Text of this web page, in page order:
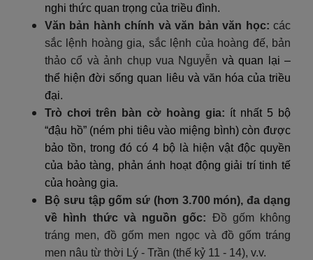
nghi thức quan trọng của triều đình.
Văn bản hành chính và văn bản văn học: các
sắc lệnh hoàng gia, sắc lệnh của hoàng đế, bản
thảo cổ và ảnh chụp vua Nguyễn và quan lại –
thể hiện đời sống quan liêu và văn hóa của triều
đại.
Trò chơi trên bàn cờ hoàng gia: ít nhất 5 bộ
“đậu hồ” (ném phi tiêu vào miệng bình) còn được
bảo tồn, trong đó có 4 bộ là hiện vật độc quyền
của bảo tàng, phản ánh hoạt động giải trí tinh tế
của hoàng gia.
Bộ sưu tập gốm sứ (hơn 3.700 món), đa dạng
về hình thức và nguồn gốc: Đồ gốm không
tráng men, đồ gốm men ngọc và đồ gốm tráng
men nâu từ thời Lý - Trần (thế kỷ 11 - 14), v.v.